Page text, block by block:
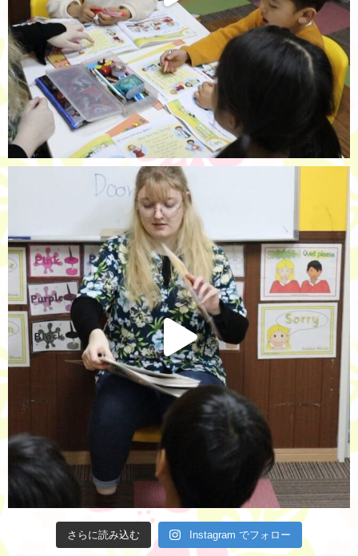
さらに読み込む Instagram でフォロー